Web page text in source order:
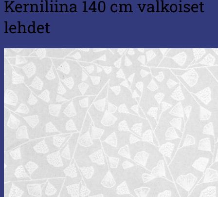
Kerniliina 140 cm valkoiset
lehdet